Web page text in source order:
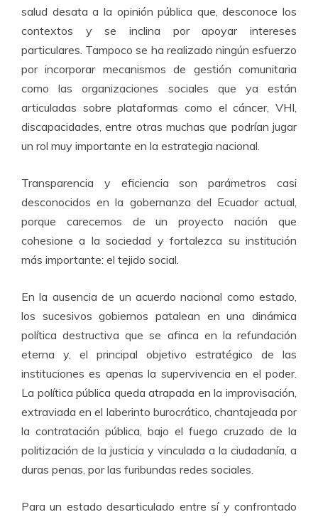
salud desata a la opinión pública que, desconoce los
contextos y se inclina por apoyar intereses
particulares. Tampoco se ha realizado ningún esfuerzo
por incorporar mecanismos de gestión comunitaria
como las organizaciones sociales que ya están
articuladas sobre plataformas como el cáncer, VHI,
discapacidades, entre otras muchas que podrían jugar
un rol muy importante en la estrategia nacional.
Transparencia y eficiencia son parámetros casi
desconocidos en la gobernanza del Ecuador actual,
porque carecemos de un proyecto nación que
cohesione a la sociedad y fortalezca su institución
más importante: el tejido social.
En la ausencia de un acuerdo nacional como estado,
los sucesivos gobiernos patalean en una dinámica
política destructiva que se afinca en la refundación
eterna y, el principal objetivo estratégico de las
instituciones es apenas la supervivencia en el poder.
La política pública queda atrapada en la improvisación,
extraviada en el laberinto burocrático, chantajeada por
la contratación pública, bajo el fuego cruzado de la
politización de la justicia y vinculada a la ciudadanía, a
duras penas, por las furibundas redes sociales.
Para un estado desarticulado entre sí y confrontado